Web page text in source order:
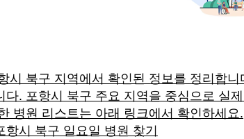
시 북구 지역에서 확인된 정보를 정리합
다. 포항시 북구 주요 지역을 중심으로 실
병원 리스트는 아래 링크에서 확인하세요.
시 북구 일요일 병원 찾기